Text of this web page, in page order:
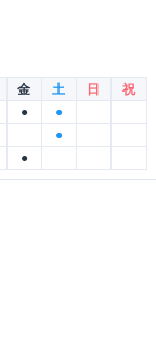
金 土 日
祝
●
●
●
●